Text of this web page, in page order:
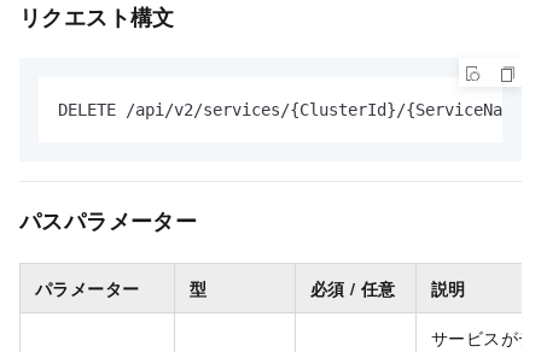
リクエスト構文
DELETE /api/v2/services/{ClusterId}/
パスパラメーター
パラメーター 型 必須 / 任意 説明
サービスがデ